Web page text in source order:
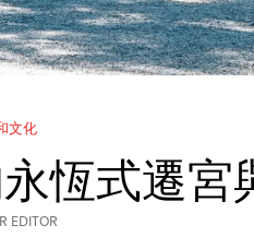
文化
恆式遷宮
EDITOR